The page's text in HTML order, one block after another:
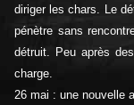
diriger les chars. Le
pénètre sans
détruit. Peu après
charge.
26 mai : une nouvelle